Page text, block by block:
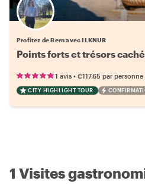
Profitez de Bern avec ILKNUR
Points forts et trésors
1 avis • €117.65 par personne
CITY HIGHLIGHT TOUR
1 Visites